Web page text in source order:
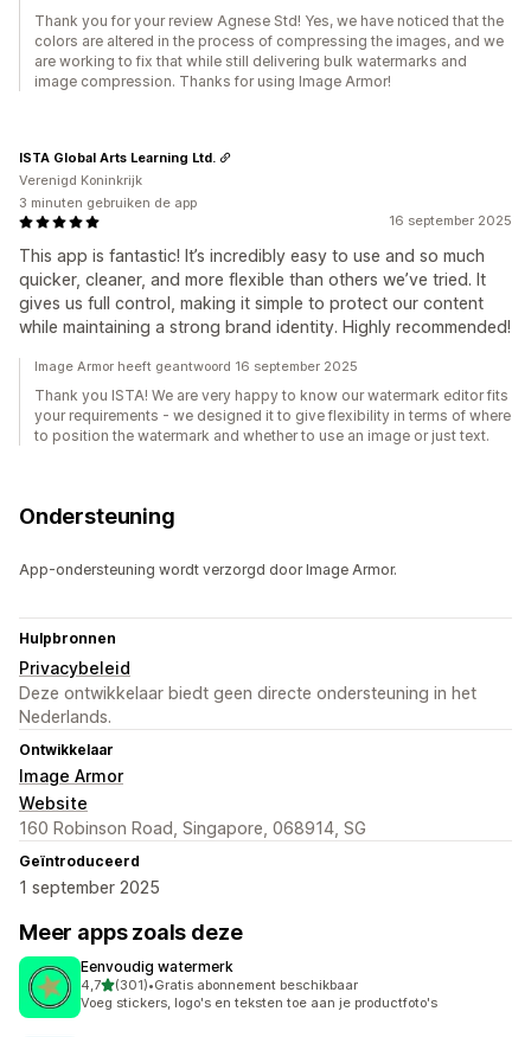
Thank you for your review Agnese Std! Yes, we have noticed that the
colors are altered in the process of compressing the images, and we
are working to fix that while still delivering bulk watermarks and
image compression. Thanks for using Image Armor!
16 september 2025
This app is fantastic! It’s incredibly easy to use and so much
quicker, cleaner, and more flexible than others we’ve tried. It
gives us full control, making it simple to protect our content
while maintaining a strong brand identity. Highly recommended!
ISTA Global Arts Learning Ltd.
Verenigd Koninkrijk
3 minuten gebruiken de app
Image Armor heeft geantwoord 16 september 2025
Thank you ISTA! We are very happy to know our watermark editor fits
your requirements - we designed it to give flexibility in terms of where
to position the watermark and whether to use an image or just text.
Ondersteuning
App-ondersteuning wordt verzorgd door Image Armor.
Hulpbronnen
Privacybeleid
Deze ontwikkelaar biedt geen directe ondersteuning in het
Nederlands.
Ontwikkelaar
Image Armor
Website
160 Robinson Road, Singapore, 068914, SG
Geïntroduceerd
1 september 2025
Meer apps zoals deze
Eenvoudig watermerk
4,7van 5 sterren
(301)
301 recensies in totaal
•Gratis abonnement beschikbaar
Voeg stickers, logo's en teksten toe aan je productfoto's